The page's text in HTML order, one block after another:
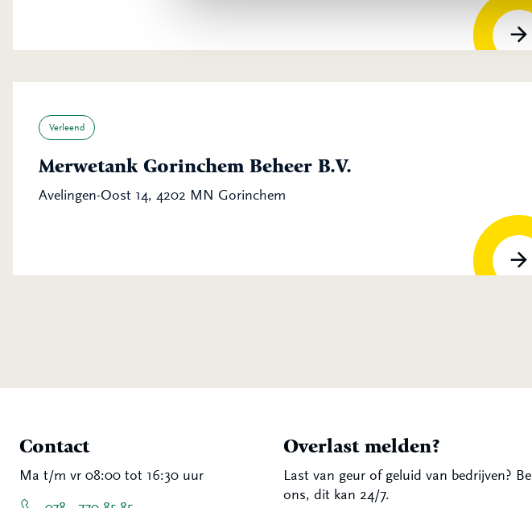
Verleend
Merwetank Gorinchem Beheer B.V.
Avelingen-Oost 14, 4202 MN Gorinchem
Contact
Ma t/m vr 08:00 tot 16:30 uur
Overlast melden?
Last van geur of geluid van bedrijven? Bel
ons, dit kan 24/7.